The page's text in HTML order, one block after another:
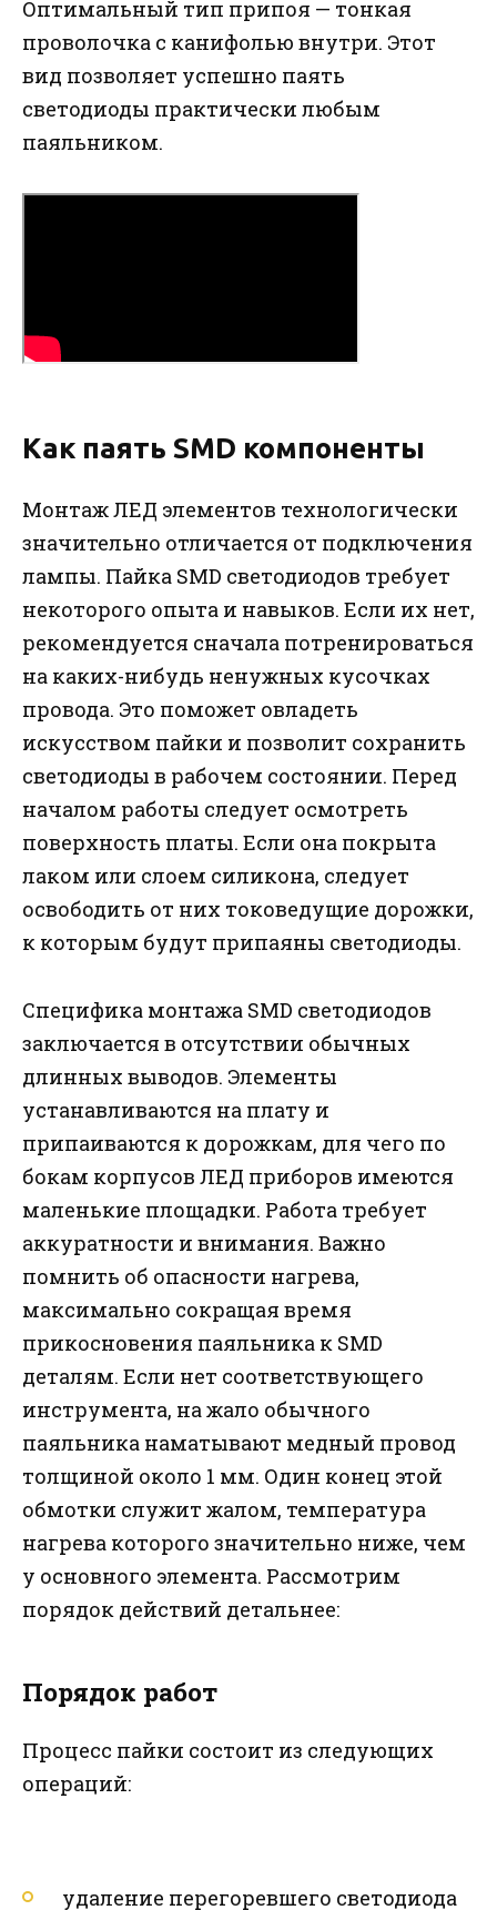
Оптимальный тип припоя — тонкая
проволочка с канифолью внутри. Этот
вид позволяет успешно паять
светодиоды практически любым
паяльником.
Как паять SMD компоненты
Монтаж ЛЕД элементов технологически
значительно отличается от подключения
лампы. Пайка SMD светодиодов требует
некоторого опыта и навыков. Если их нет,
рекомендуется сначала потренироваться
на каких-нибудь ненужных кусочках
провода. Это поможет овладеть
искусством пайки и позволит сохранить
светодиоды в рабочем состоянии. Перед
началом работы следует осмотреть
поверхность платы. Если она покрыта
лаком или слоем силикона, следует
освободить от них токоведущие дорожки,
к которым будут припаяны светодиоды.
Специфика монтажа SMD светодиодов
заключается в отсутствии обычных
длинных выводов. Элементы
устанавливаются на плату и
припаиваются к дорожкам, для чего по
бокам корпусов ЛЕД приборов имеются
маленькие площадки. Работа требует
аккуратности и внимания. Важно
помнить об опасности нагрева,
максимально сокращая время
прикосновения паяльника к SMD
деталям. Если нет соответствующего
инструмента, на жало обычного
паяльника наматывают медный провод
толщиной около 1 мм. Один конец этой
обмотки служит жалом, температура
нагрева которого значительно ниже, чем
у основного элемента. Рассмотрим
порядок действий детальнее:
Порядок работ
Процесс пайки состоит из следующих
операций:
удаление перегоревшего светодиода